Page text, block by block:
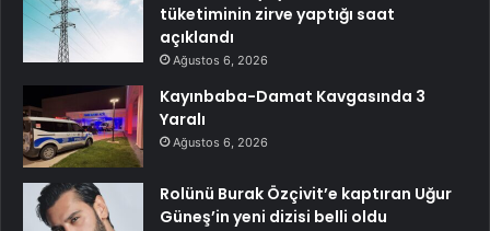
tüketiminin zirve yaptığı saat
açıklandı
Ağustos 6, 2026
Kayınbaba-Damat Kavgasında 3
Yaralı
Ağustos 6, 2026
Rolünü Burak Özçivit’e kaptıran Uğur
Güneş’in yeni dizisi belli oldu